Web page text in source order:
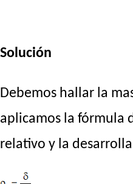
Solución
Debemos hallar la
aplicamos la fórmula
relativo y la